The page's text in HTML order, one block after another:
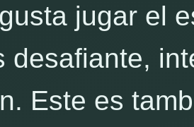
jugar el
desafiante,
Este es